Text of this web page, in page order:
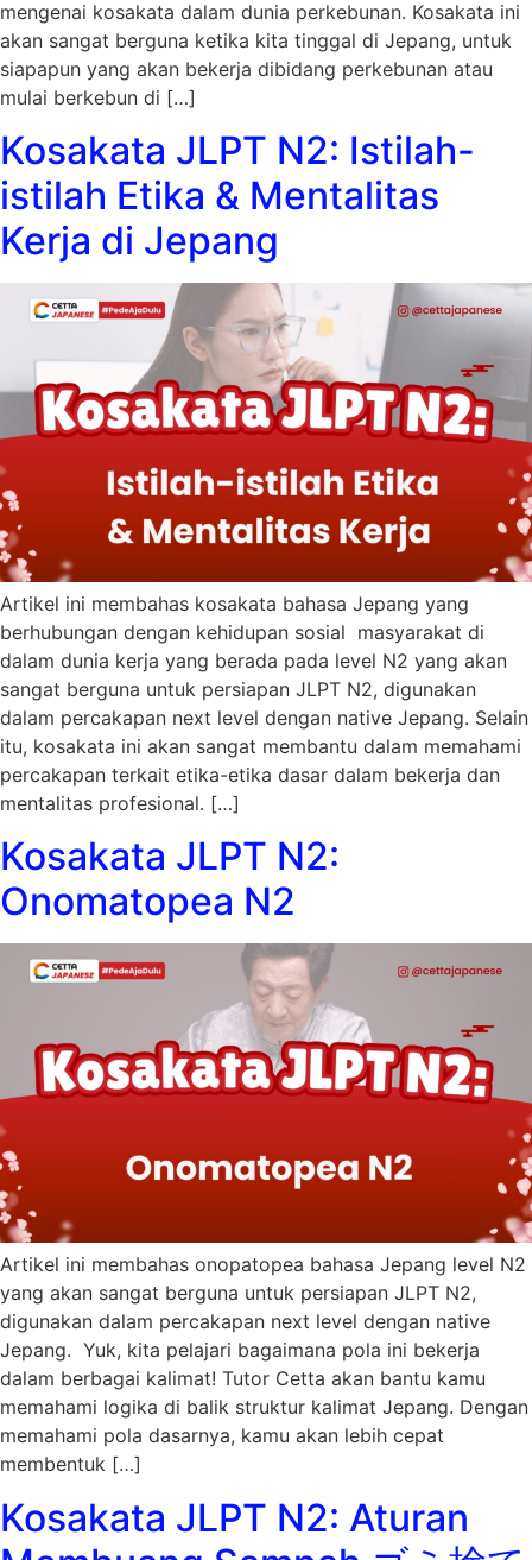
mengenai kosakata dalam dunia perkebunan. Kosakata ini
akan sangat berguna ketika kita tinggal di Jepang, untuk
siapapun yang akan bekerja dibidang perkebunan atau
mulai berkebun di […]
Kosakata JLPT N2: Istilah-
istilah Etika & Mentalitas
Kerja di Jepang
Artikel ini membahas kosakata bahasa Jepang yang
berhubungan dengan kehidupan sosial masyarakat di
dalam dunia kerja yang berada pada level N2 yang akan
sangat berguna untuk persiapan JLPT N2, digunakan
dalam percakapan next level dengan native Jepang. Selain
itu, kosakata ini akan sangat membantu dalam memahami
percakapan terkait etika-etika dasar dalam bekerja dan
mentalitas profesional. […]
Kosakata JLPT N2:
Onomatopea N2
Artikel ini membahas onopatopea bahasa Jepang level N2
yang akan sangat berguna untuk persiapan JLPT N2,
digunakan dalam percakapan next level dengan native
Jepang. Yuk, kita pelajari bagaimana pola ini bekerja
dalam berbagai kalimat! Tutor Cetta akan bantu kamu
memahami logika di balik struktur kalimat Jepang. Dengan
memahami pola dasarnya, kamu akan lebih cepat
membentuk […]
Kosakata JLPT N2: Aturan